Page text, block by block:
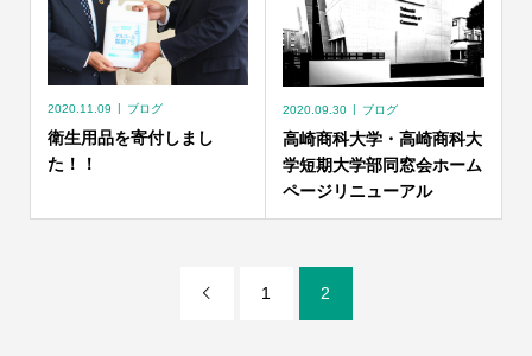
2020.11.09 ブログ
衛生用品を寄付しまし
た！！
2020.09.30 ブログ
高崎商科大学・高崎商科大
学短期大学部同窓会ホーム
ページリニューアル
 1 2